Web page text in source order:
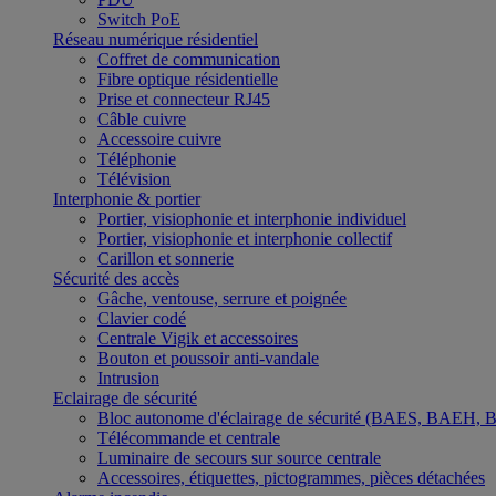
Switch PoE
Réseau numérique résidentiel
Coffret de communication
Fibre optique résidentielle
Prise et connecteur RJ45
Câble cuivre
Accessoire cuivre
Téléphonie
Télévision
Interphonie & portier
Portier, visiophonie et interphonie individuel
Portier, visiophonie et interphonie collectif
Carillon et sonnerie
Sécurité des accès
Gâche, ventouse, serrure et poignée
Clavier codé
Centrale Vigik et accessoires
Bouton et poussoir anti-vandale
Intrusion
Eclairage de sécurité
Bloc autonome d'éclairage de sécurité (BAES,
Télécommande et centrale
Luminaire de secours sur source centrale
Accessoires, étiquettes, pictogrammes, pièces détachées